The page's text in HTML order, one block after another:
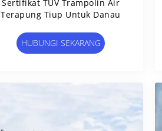
Sertifikat TUV Trampolin Air
Terapung Tiup Untuk Danau
HUBUNGI SEKARANG